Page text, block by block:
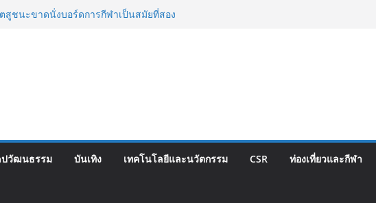
คบุกเบิก “วัดสุทธิฯ”รวมพลงาน “สิงห์สะพาน
ย จับมือ กระทรวงวัฒนธรรม แถลงเปิดตัว
อัตลักษณ์อาหารภูมิภาค “รสถิ่นไทย” เฟ้นหาเมนู
น Soft Power สู่ระดับโลก
วัฒนธรรม บันเทิง เทคโนโลยีและนวัตกรรม CSR ท่องเที่ยวและกีฬา